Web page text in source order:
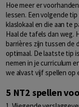
Hoe meer er
lessen. Een volgende
klaslokaal en die aan te
Haal de tafels dan weg.
barrières zijn tussen de
optimaal. De laatste tip
nemen in je curriculum
we alvast vijf spellen op
5 NT2 spellen